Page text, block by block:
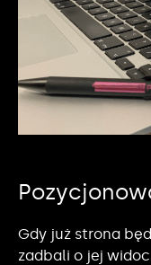
Gdy już strona
zadbali o jej